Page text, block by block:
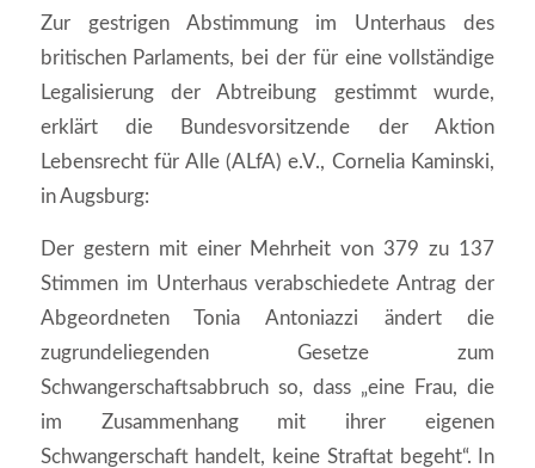
Zur gestrigen Abstimmung im Unterhaus des
britischen Parlaments, bei der für eine vollständige
Legalisierung der Abtreibung gestimmt wurde,
erklärt die Bundesvorsitzende der Aktion
Lebensrecht für Alle (ALfA) e.V., Cornelia Kaminski,
in Augsburg:
Der gestern mit einer Mehrheit von 379 zu 137
Stimmen im Unterhaus verabschiedete Antrag der
Abgeordneten Tonia Antoniazzi ändert die
zugrundeliegenden Gesetze zum
Schwangerschaftsabbruch so, dass „eine Frau, die
im Zusammenhang mit ihrer eigenen
Schwangerschaft handelt, keine Straftat begeht“. In